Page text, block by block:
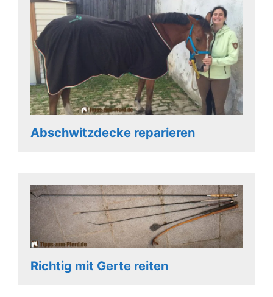
Abschwitzdecke reparieren
Richtig mit Gerte reiten